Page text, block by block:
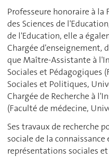
Professeure honoraire à la
des Sciences de
de l'Education, elle a
Chargée d'enseignement,
que Maître-Assistante à
Sociales et Pédagogiques
Sociales et Politiques,
Chargée de Recherche à
(Faculté de médecine,
Ses travaux de recherche
sociale de la
représentations sociales